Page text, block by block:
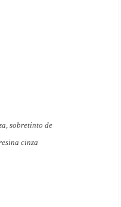
sobretinto de
cinza